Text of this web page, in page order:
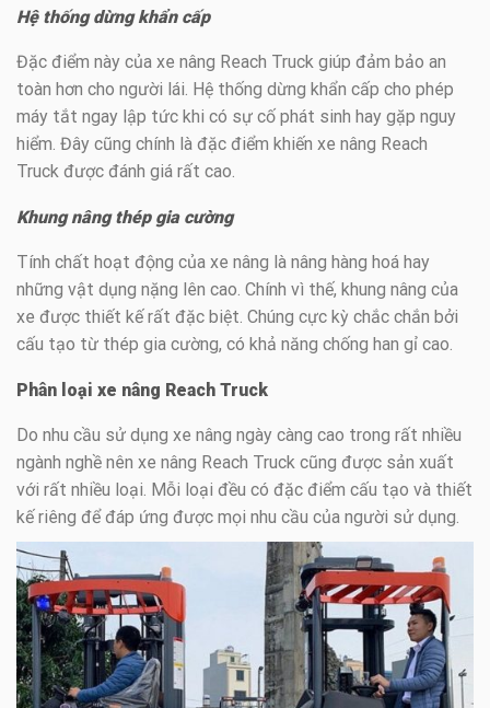
Hệ thống dừng khẩn cấp
Đặc điểm này của xe nâng Reach Truck giúp đảm bảo an
toàn hơn cho người lái. Hệ thống dừng khẩn cấp cho phép
máy tắt ngay lập tức khi có sự cố phát sinh hay gặp nguy
hiểm. Đây cũng chính là đặc điểm khiến xe nâng Reach
Truck được đánh giá rất cao.
Khung nâng thép gia cường
Tính chất hoạt động của xe nâng là nâng hàng hoá hay
những vật dụng nặng lên cao. Chính vì thế, khung nâng của
xe được thiết kế rất đặc biệt. Chúng cực kỳ chắc chắn bởi
cấu tạo từ thép gia cường, có khả năng chống han gỉ cao.
Phân loại xe nâng Reach Truck
Do nhu cầu sử dụng xe nâng ngày càng cao trong rất nhiều
ngành nghề nên xe nâng Reach Truck cũng được sản xuất
với rất nhiều loại. Mỗi loại đều có đặc điểm cấu tạo và thiết
kế riêng để đáp ứng được mọi nhu cầu của người sử dụng.